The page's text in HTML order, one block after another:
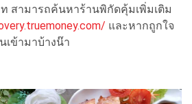
สามารถค้นหาร้านพิกัดคุ้มเพิ่มเติม
และหากถูกใจ
เข้ามาบ้างน๊า